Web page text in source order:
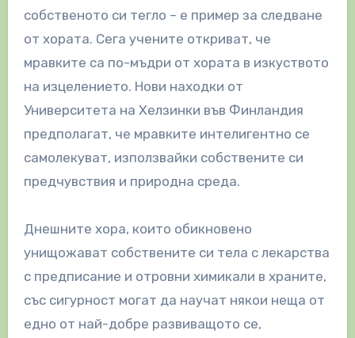
собственото си тегло – е пример за следване
от хората. Сега учените откриват, че
мравките са по-мъдри от хората в изкуството
на изцелението. Нови находки от
Университета на Хелзинки във Финландия
предполагат, че мравките интелигентно се
самолекуват, използвайки собствените си
предчувствия и природна среда.
Днешните хора, които обикновено
унищожават собствените си тела с лекарства
с предписание и отровни химикали в храните,
със сигурност могат да научат някои неща от
едно от най-добре развиващото се,